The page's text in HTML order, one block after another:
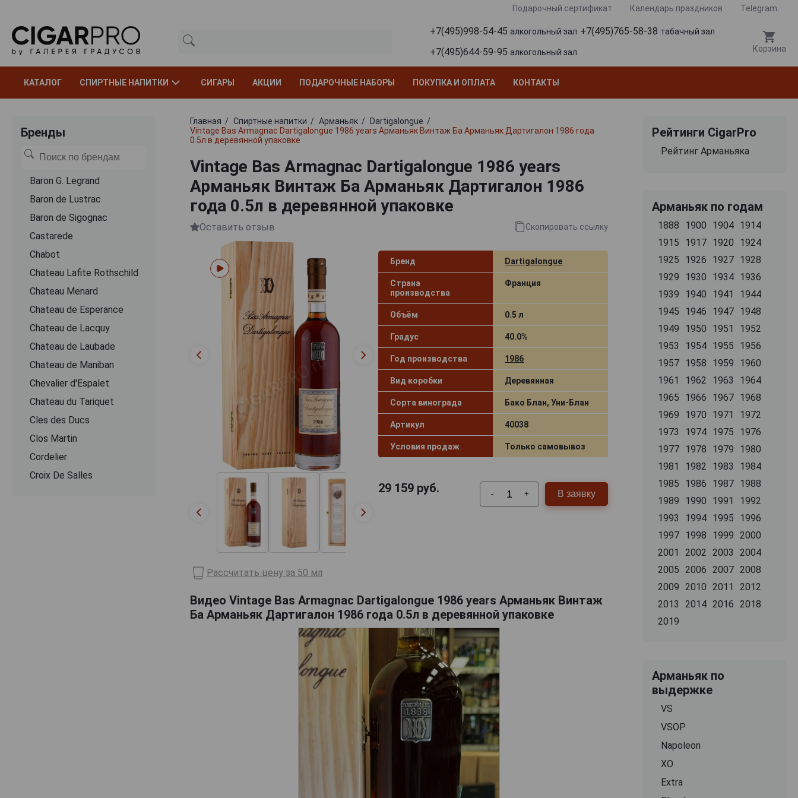
Подарочный сертификат Календарь праздников Telegram
+7(495)998-54-45 алкогольный зал +7(495)765-58-38 табачный зал
+7(495)644-59-95 алкогольный зал Корзина
КАТАЛОГ СПИРТНЫЕ НАПИТКИ СИГАРЫ АКЦИИ ПОДАРОЧНЫЕ НАБОРЫ ПОКУПКА И ОПЛАТА КОНТАКТЫ
Бренды
Baron G. Legrand
Baron de Lustrac
Baron de Sigognac
Castarede
Chabot
Chateau Lafite Rothschild
Chateau Menard
Chateau de Esperance
Chateau de Lacquy
Chateau de Laubade
Chateau de Maniban
Chevalier d'Espalet
Chаteau du Tariquet
Cles des Ducs
Clos Martin
Cordelier
Croix De Salles
Главная Спиртные напитки Арманьяк
Dartigalongue
Vintage Bas Armagnac Dartigalongue 1986 years Арманьяк Винтаж Ба Арманьяк Дартигалон 1986 года
0.5л в деревянной упаковке
Vintage Bas Armagnac Dartigalongue 1986 years
Арманьяк Винтаж Ба Арманьяк Дартигалон 1986
года 0.5л в деревянной упаковке
Оставить отзыв Скопировать ссылку
Бренд Dartigalongue
Страна
производства
Франция
Объём 0.5 л
Градус 40.0%
Год производства 1986
Вид коробки Деревянная
Сорта винограда Бако Блан, Уни-Блан
Артикул 40038
Условия продаж Только самовывоз
29 159руб. - + В заявку
Рассчитать цену за 50 мл
Видео Vintage Bas Armagnac Dartigalongue 1986 years Арманьяк Винтаж
Ба Арманьяк Дартигалон 1986 года 0.5л в деревянной упаковке
Рейтинги CigarPro
Рейтинг Арманьяка
Арманьяк по годам
1888 1900 1904 1914
1915
1917 1920
1924
1925
1926 1927 1928
1929
1930 1934 1936
1939
1940 1941
1944
1945
1946 1947 1948
1949
1950 1951
1952
1953
1954 1955
1956
1957 1958 1959
1960
1961
1962 1963
1964
1965
1966 1967 1968
1969
1970 1971
1972
1973
1974 1975
1976
1977 1978 1979
1980
1981
1982 1983
1984
1985
1986 1987 1988
1989
1990 1991
1992
1993
1994 1995
1996
1997 1998 1999
2000
2001
2002 2003
2004
2005
2006 2007 2008
2009
2010 2011
2012
2013
2014 2016
2018
2019
Арманьяк по
выдержке
VS
VSOP
Napoleon
XO
Extra